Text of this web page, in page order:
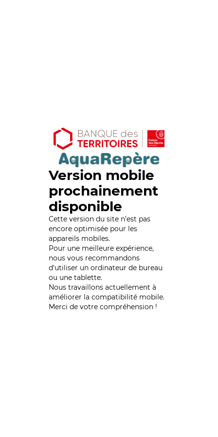
Version mobile
prochainement
disponible
Cette version du site n’est pas
encore optimisée pour les
appareils mobiles.
Pour une meilleure expérience,
nous vous recommandons
d'utiliser un ordinateur de bureau
ou une tablette.
Nous travaillons actuellement à
améliorer la compatibilité mobile.
Merci de votre compréhension !